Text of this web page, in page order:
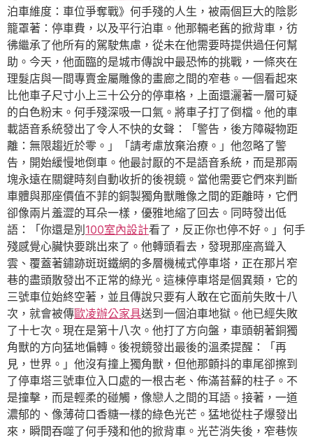
泊車維度：車位爭奪戰》何手殘的人生，被兩個巨大的陰影
籠罩著：停車費，以及平行泊車。他那輛老舊的掀背車，彷
彿繼承了他所有的駕駛焦慮，從未在他需要時提供過任何幫
助。今天，他面臨的是城市傳說中最恐怖的挑戰，一條夾在
理髮店與一間專賣金屬雕像的畫廊之間的窄巷。一個看起來
比他車子尺寸小上三十公分的停車格，上面還灑著一層可疑
的白色粉末。何手殘深吸一口氣。將車子打了倒檔。他的車
載語音系統發出了令人不快的女聲：「警告，後方障礙物距
離：無限趨近於零。」「請考慮放棄治療。」他忽略了警
告，開始緩慢地倒車。他最討厭的不是語音系統，而是那兩
塊永遠在關鍵時刻自動收折的後視鏡。當他需要它們來判斷
車體與那座價值不菲的銅製獨角獸雕像之間的距離時，它們
卻像兩片羞澀的耳朵一樣，優雅地縮了回去。同時發出低
語：「你還是別 100室內設計看了，反正你也停不好。」何手
殘感覺心臟快要跳出來了。他轉頭看去，發現那座高聳入
雲、覆蓋著鏽跡斑斑鐵網的多層機械式停車塔，正在那片窄
巷的盡頭散發出不正常的綠光。這棟停車塔是個異類，它的
三號車位始終空著，並且傳說只要有人敢在它面前失敗十八
次，就會被傳歐凌辦公家具送到一個泊車地獄。他已經失敗
了十七次。現在是第十八次。他打了方向盤，車頭朝著銅獨
角獸的方向猛地偏轉。後視鏡發出最後的溫柔提醒：「再
見，世界。」他沒有撞上獨角獸，但他那顫抖的車尾卻擦到
了停車塔三號車位入口處的一根古老、佈滿苔蘚的柱子。不
是撞擊，而是輕柔的碰觸，像戀人之間的耳語。接著，一道
濃郁的、像薄荷口香糖一樣的綠色光芒。猛地從柱子爆發出
來，瞬間吞噬了何手殘和他的掀背車。光芒消失後，窄巷恢